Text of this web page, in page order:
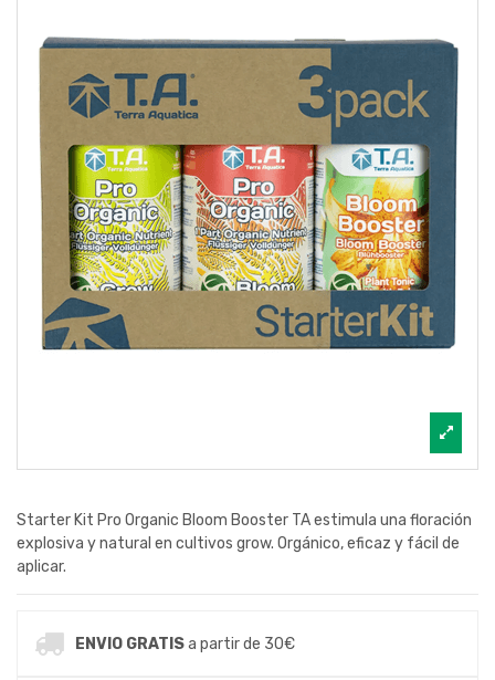
Starter Kit Pro Organic Bloom Booster TA estimula una floración
explosiva y natural en cultivos grow. Orgánico, eficaz y fácil de
aplicar.
ENVIO GRATISa partir de 30€